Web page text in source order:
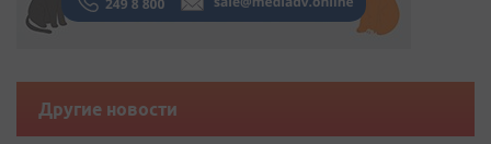
Другие новости